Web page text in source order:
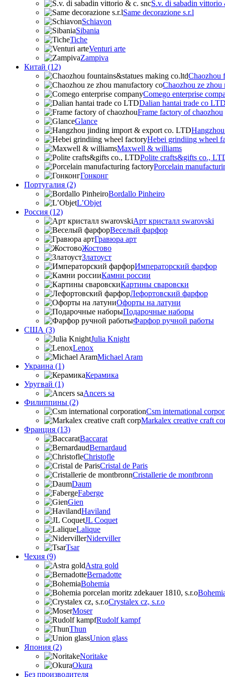
S.v. di sabadin vittorio
Same decorazione s.r.l
Schiavon
Sibania
Tiche
Venturi arte
Zampiva
Китай (12)
Chaozhou
Chaozhou ze zhou
Comego enterprise
Dalian hantai trade co
Frame factory of chaozhou
Glance
Hebei grindiing wheel
Maxwell & williams
Polite crafts&gifts co.,
Porcelain
Гонконг
Португалия (2)
Bordallo Pinheiro
L’Objet
Россия (12)
Арт кристалл swarovski
Веселый фарфор
Гравюра арт
Жостово
Златоуст
Императорский фарфор
Камни россии
Картины сваровски
Лефортовский фарфор
Офорты на латуни
Подарочные наборы
Фарфор ручной работы
США (3)
Julia Knight
Lenox
Michael Aram
Украина (1)
Керамика
Уругвай (1)
Ancers sa
Филиппины (2)
Csm international
Markalex creative craft
Франция (13)
Baccarat
Bernardaud
Christofle
Cristal de Paris
Cristallerie de montbronn
Daum
Faberge
Gien
Haviland
JL Coquet
Lalique
Niderviller
Tsar
Чехия (9)
Astra gold
Bernadotte
Bohemia
Crystalex cz, s.r.o
Moser
Rudolf kampf
Thun
Union glass
Япония (2)
Noritake
Okura
Без производителя